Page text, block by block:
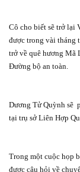
Cô cho biết sẽ trở lại
được trong vài tháng
trở về quê hương Mã
Đường bộ an toàn.
Dương Tử Quỳnh sẽ
tại trụ sở Liên Hợp
Trong một cuộc họp
được câu hỏi về